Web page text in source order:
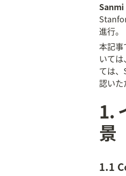
進行。
本記事
いて
ては
認いた
1.
景
1.1